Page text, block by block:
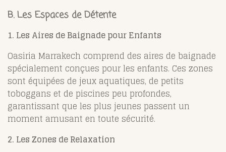
B. Les Espaces de Détente
1. Les Aires de Baignade pour Enfants
Oasiria Marrakech comprend des aires de baignade
spécialement conçues pour les enfants. Ces zones
sont équipées de jeux aquatiques, de petits
toboggans et de piscines peu profondes,
garantissant que les plus jeunes passent un
moment amusant en toute sécurité.
2. Les Zones de Relaxation